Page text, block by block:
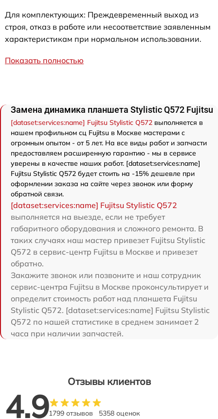
Для комплектующих: Преждевременный выход из
строя, отказ в работе или несоответствие заявленным
характеристикам при нормальном использовании.
Показать полностью
Замена динамика планшета Stylistic Q572 Fujitsu
[dataset:services:name] Fujitsu Stylistic Q572 выполняется в
нашем профильном сц Fujitsu в Москве мастерами с
огромным опытом - от 5 лет. На все виды работ и запчасти
предоставляем расширенную гарантию - мы в сервисе
уверены в качестве наших работ. [dataset:services:name]
Fujitsu Stylistic Q572 будет стоить на -15% дешевле при
оформлении заказа на сайте через звонок или форму
обратной связи.
[dataset:services:name] Fujitsu Stylistic Q572
выполняется на выезде, если не требует
габаритного оборудования и сложного ремонта. В
таких случаях наш мастер привезет Fujitsu Stylistic
Q572 в сервис-центр Fujitsu в Москве и привезет
обратно.
Закажите звонок или позвоните и наш сотрудник
сервис-центра Fujitsu в Москве проконсультирует и
определит стоимость работ над планшета Fujitsu
Stylistic Q572. [dataset:services:name] Fujitsu Stylistic
Q572 по нашей статистике в среднем занимает 2
часа при наличии запчастей.
Отзывы клиентов
4.91799 отзывов 5358 оценок